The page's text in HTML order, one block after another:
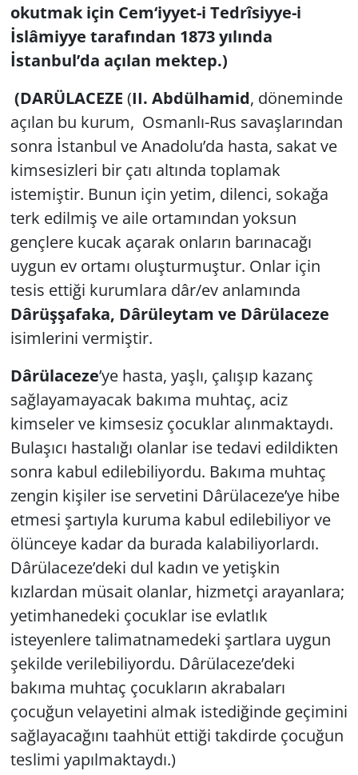
okutmak için Cem‘iyyet-i Tedrîsiyye-i
İslâmiyye tarafından 1873 yılında
İstanbul’da açılan mektep.)
(DARÜLACEZE (II. Abdülhamid, döneminde
açılan bu kurum, Osmanlı-Rus savaşlarından
sonra İstanbul ve Anadolu’da hasta, sakat ve
kimsesizleri bir çatı altında toplamak
istemiştir. Bunun için yetim, dilenci, sokağa
terk edilmiş ve aile ortamından yoksun
gençlere kucak açarak onların barınacağı
uygun ev ortamı oluşturmuştur. Onlar için
tesis ettiği kurumlara dâr/ev anlamında
Dârüşşafaka, Dârüleytam ve Dârülaceze
isimlerini vermiştir.
Dârülaceze’ye hasta, yaşlı, çalışıp kazanç
sağlayamayacak bakıma muhtaç, aciz
kimseler ve kimsesiz çocuklar alınmaktaydı.
Bulaşıcı hastalığı olanlar ise tedavi edildikten
sonra kabul edilebiliyordu. Bakıma muhtaç
zengin kişiler ise servetini Dârülaceze’ye hibe
etmesi şartıyla kuruma kabul edilebiliyor ve
ölünceye kadar da burada kalabiliyorlardı.
Dârülaceze’deki dul kadın ve yetişkin
kızlardan müsait olanlar, hizmetçi arayanlara;
yetimhanedeki çocuklar ise evlatlık
isteyenlere talimatnamedeki şartlara uygun
şekilde verilebiliyordu. Dârülaceze’deki
bakıma muhtaç çocukların akrabaları
çocuğun velayetini almak istediğinde geçimini
sağlayacağını taahhüt ettiği takdirde çocuğun
teslimi yapılmaktaydı.)